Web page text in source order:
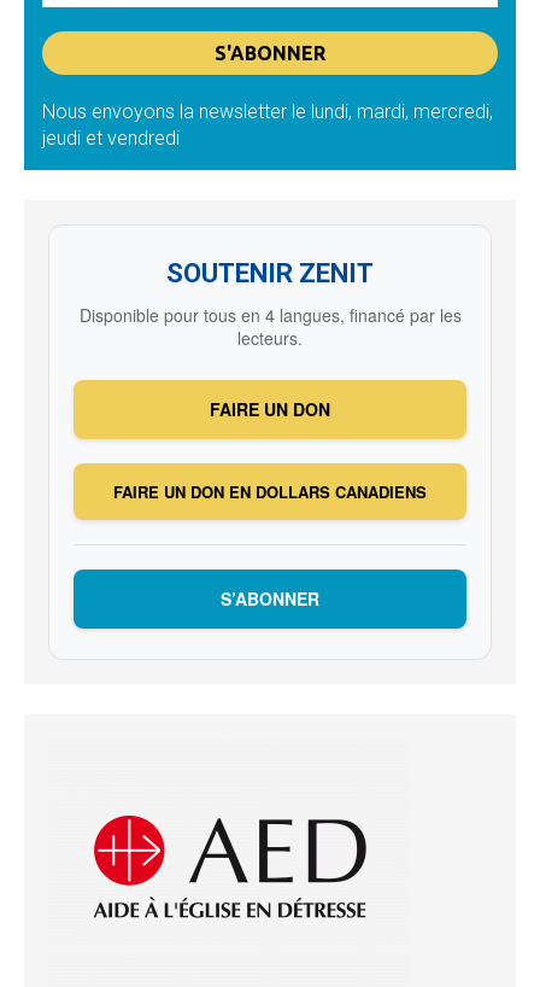
Nous envoyons la newsletter le lundi, mardi, mercredi,
jeudi et vendredi
SOUTENIR ZENIT
Disponible pour tous en 4 langues, financé par les
lecteurs.
FAIRE UN DON
FAIRE UN DON EN DOLLARS CANADIENS
S’ABONNER